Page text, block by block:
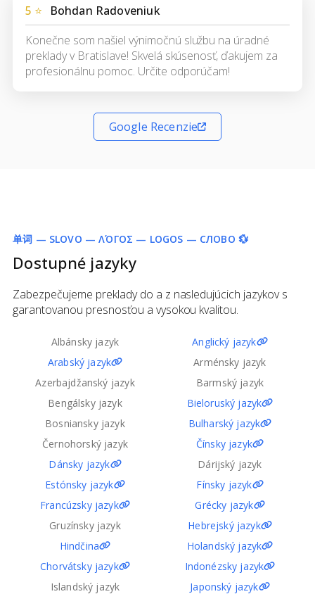
5 ⭐
Bohdan Radoveniuk
Konečne som našiel výnimočnú službu na úradné
preklady v Bratislave! Skvelá skúsenosť, ďakujem za
profesionálnu pomoc. Určite odporúčam!
Google Recenzie
单词 — SLOVO — ΛΌΓΟΣ — LOGOS — СЛОВО 💱
Dostupné jazyky
Zabezpečujeme preklady do a z nasledujúcich jazykov s
garantovanou presnosťou a vysokou kvalitou.
Albánsky jazyk
Anglický jazyk
Arabský jazyk
Arménsky jazyk
Azerbajdžanský jazyk
Barmský jazyk
Bengálsky jazyk
Bieloruský jazyk
Bosniansky jazyk
Bulharský jazyk
Černohorský jazyk
Čínsky jazyk
Dánsky jazyk
Dárijský jazyk
Estónsky jazyk
Fínsky jazyk
Francúzsky jazyk
Grécky jazyk
Gruzínsky jazyk
Hebrejský jazyk
Hindčina
Holandský jazyk
Chorvátsky jazyk
Indonézsky jazyk
Islandský jazyk
Japonský jazyk